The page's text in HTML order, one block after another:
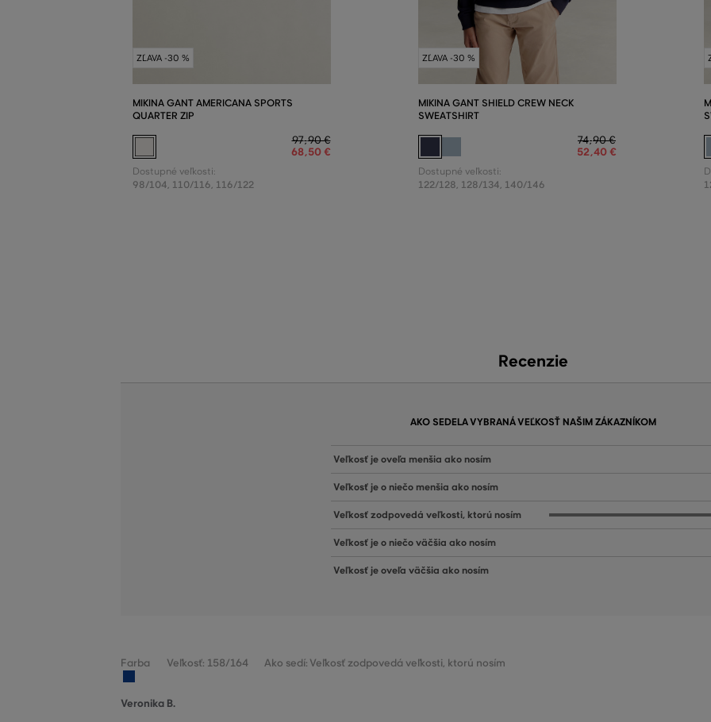
ZĽAVA -30 %
MIKINA GANT AMERICANA SPORTS
QUARTER ZIP
97,90 €
68,50 €
Dostupné veľkosti:
98/104, 110/116, 116/122
ZĽAVA -30 %
MIKINA GANT SHIELD CREW NECK
SWEATSHIRT
74,90 €
52,40 €
Dostupné veľkosti:
122/128, 128/134, 140/146
Recenzie
AKO SEDELA VYBRANÁ VEĽKOSŤ NAŠIM ZÁKAZNÍKOM
Veľkosť je oveľa menšia ako nosím
Veľkosť je o niečo menšia ako nosím
Veľkosť zodpovedá veľkosti, ktorú nosím
Veľkosť je o niečo väčšia ako nosím
Veľkosť je oveľa väčšia ako nosím
Farba Veľkosť: 158/164 Ako sedí: Veľkosť zodpovedá veľkosti, ktorú nosím
Veronika B.